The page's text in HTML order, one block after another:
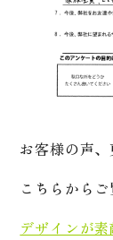
お客様の声、
こちらからご
デザインが